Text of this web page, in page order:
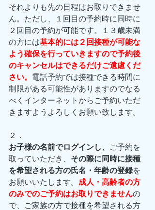
それよりも先の日程はお取りできませ
ん。ただし、１回目の予約時に同時に
２回目の予約が可能です。１３歳未満
の方には基本的には２回接種が可能な
よう確保を行っていきますので予約後
のキャンセルはできるだけご遠慮くだ
さい。 電話予約では接種できる時間に
制限がある可能性がありますのでなる
べくインターネットからご予約いただ
きますようよろしくお願い致します。
２．
お子様の名前でログインし、
ご予約を
取っていただき、 その際に同時に接種
を希望される方の氏名・年齢の登録を
お願いいたします。 成人・高齢者の方
のみでのご予約はお取りできませんの
で、ご家族の方で接種を希望される方